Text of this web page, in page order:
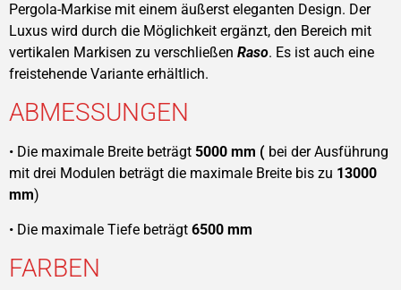
Pergola-Markise mit einem äußerst eleganten Design. Der
Luxus wird durch die Möglichkeit ergänzt, den Bereich mit
vertikalen Markisen zu verschließen Raso. Es ist auch eine
freistehende Variante erhältlich.
ABMESSUNGEN
• Die maximale Breite beträgt 5000 mm ( bei der Ausführung
mit drei Modulen beträgt die maximale Breite bis zu 13000
mm)
• Die maximale Tiefe beträgt 6500 mm
FARBEN